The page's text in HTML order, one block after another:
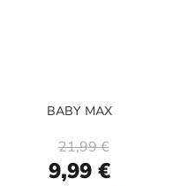
BABY MAX
Special
Price
9,99 €
21,99 €